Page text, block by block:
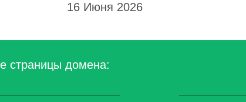
16 Июня 2026
страницы домена: